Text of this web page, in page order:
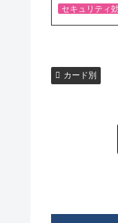
セキュリティ
カード別